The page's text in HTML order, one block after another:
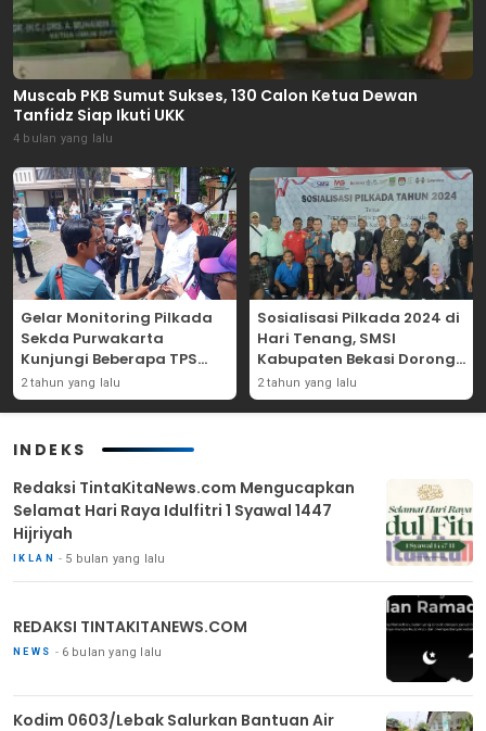
Muscab PKB Sumut Sukses, 130 Calon Ketua Dewan
Tanfidz Siap Ikuti UKK
4 bulan yang lalu
Gelar Monitoring Pilkada
Sekda Purwakarta
Kunjungi Beberapa TPS
Yang Ada Di Purwakarta
2 tahun yang lalu
Sosialisasi Pilkada 2024 di
Hari Tenang, SMSI
Kabupaten Bekasi Dorong
Angka Partisipasi
Masyarakat
2 tahun yang lalu
INDEKS
Redaksi TintaKitaNews.com Mengucapkan
Selamat Hari Raya Idulfitri 1 Syawal 1447
Hijriyah
IKLAN 5 bulan yang lalu
REDAKSI TINTAKITANEWS.COM
NEWS 6 bulan yang lalu
Kodim 0603/Lebak Salurkan Bantuan Air